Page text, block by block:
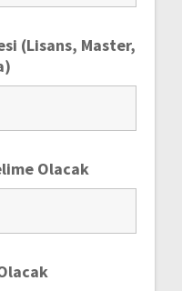
(Lisans, Master,
Olacak